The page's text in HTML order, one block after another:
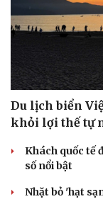
Du lịch biển
khỏi lợi thế tự
Khách quốc tế
số nổi bật
Nhặt bỏ 'hạt